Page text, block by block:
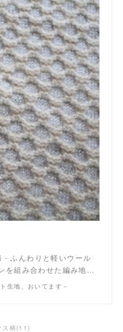
- ふんわりと軽いウール
を組み合わせた編み地…
生地、おいてます－
ス柄 (11)